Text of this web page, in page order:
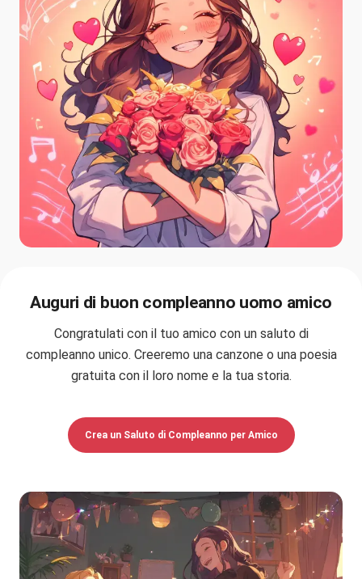
Auguri di buon compleanno uomo amico
Congratulati con il tuo amico con un saluto di
compleanno unico. Creeremo una canzone o una poesia
gratuita con il loro nome e la tua storia.
Crea un Saluto di Compleanno per Amico